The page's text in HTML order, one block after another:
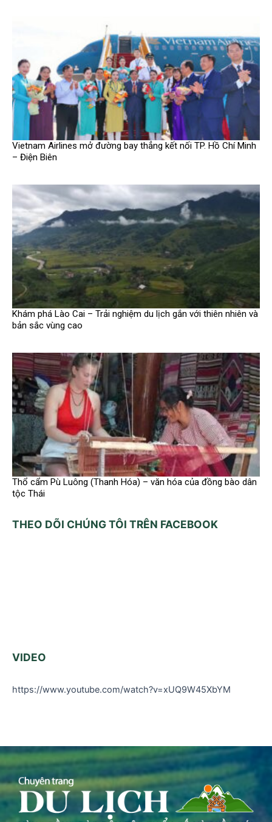
Vietnam Airlines mở đường bay thẳng kết nối TP. Hồ Chí Minh
– Điện Biên
Khám phá Lào Cai – Trải nghiệm du lịch gắn với thiên nhiên và
bản sắc vùng cao
Thổ cẩm Pù Luông (Thanh Hóa) – văn hóa của đồng bào dân
tộc Thái
THEO DÕI CHÚNG TÔI TRÊN FACEBOOK
VIDEO
https://www.youtube.com/watch?v=xUQ9W45XbYM